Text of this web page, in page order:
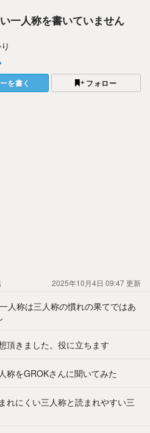
一人称を書いていません
を書く フォロー
2025年10月4日 09:47更新
人称は三人称の慣れの果てではあ
きました。役に立ちます
をGROKさんに聞いてみた
にくい三人称と読まれやすい三